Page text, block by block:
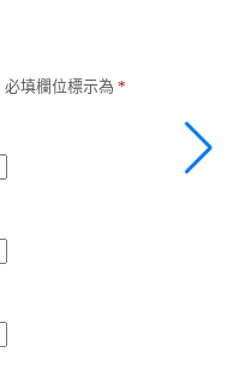
必填欄位標示為 *